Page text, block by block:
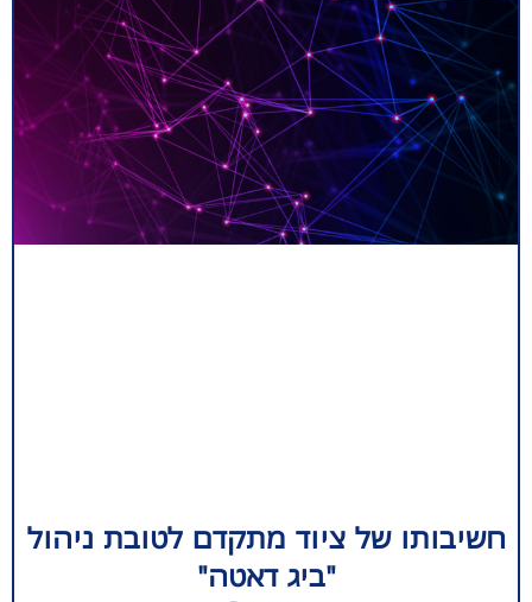
חשיבותו של ציוד מתקדם לטובת ניהול
"ביג דאטה"